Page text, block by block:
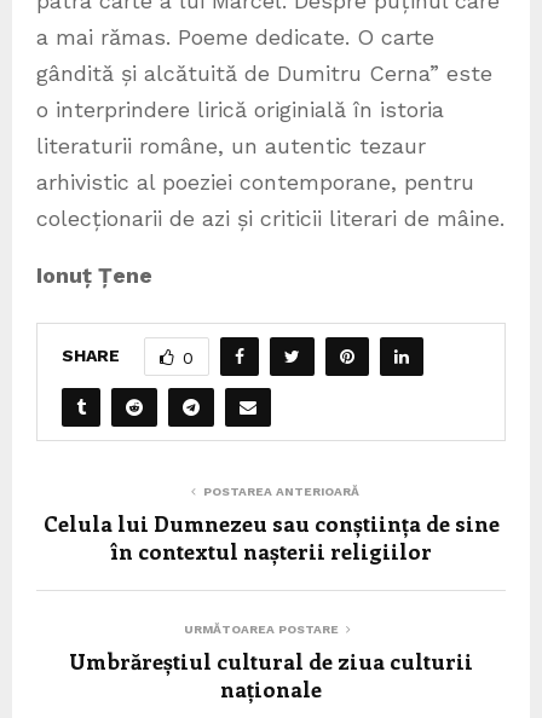
a mai rămas. Poeme dedicate. O carte
gândită și alcătuită de Dumitru Cerna” este
o interprindere lirică originială în istoria
literaturii române, un autentic tezaur
arhivistic al poeziei contemporane, pentru
colecționarii de azi și criticii literari de mâine.
Ionuț Țene
SHARE 0
POSTAREA ANTERIOARĂ
Celula lui Dumnezeu sau conștiința de sine
în contextul nașterii religiilor
URMĂTOAREA POSTARE
Umbrăreștiul cultural de ziua culturii
naționale